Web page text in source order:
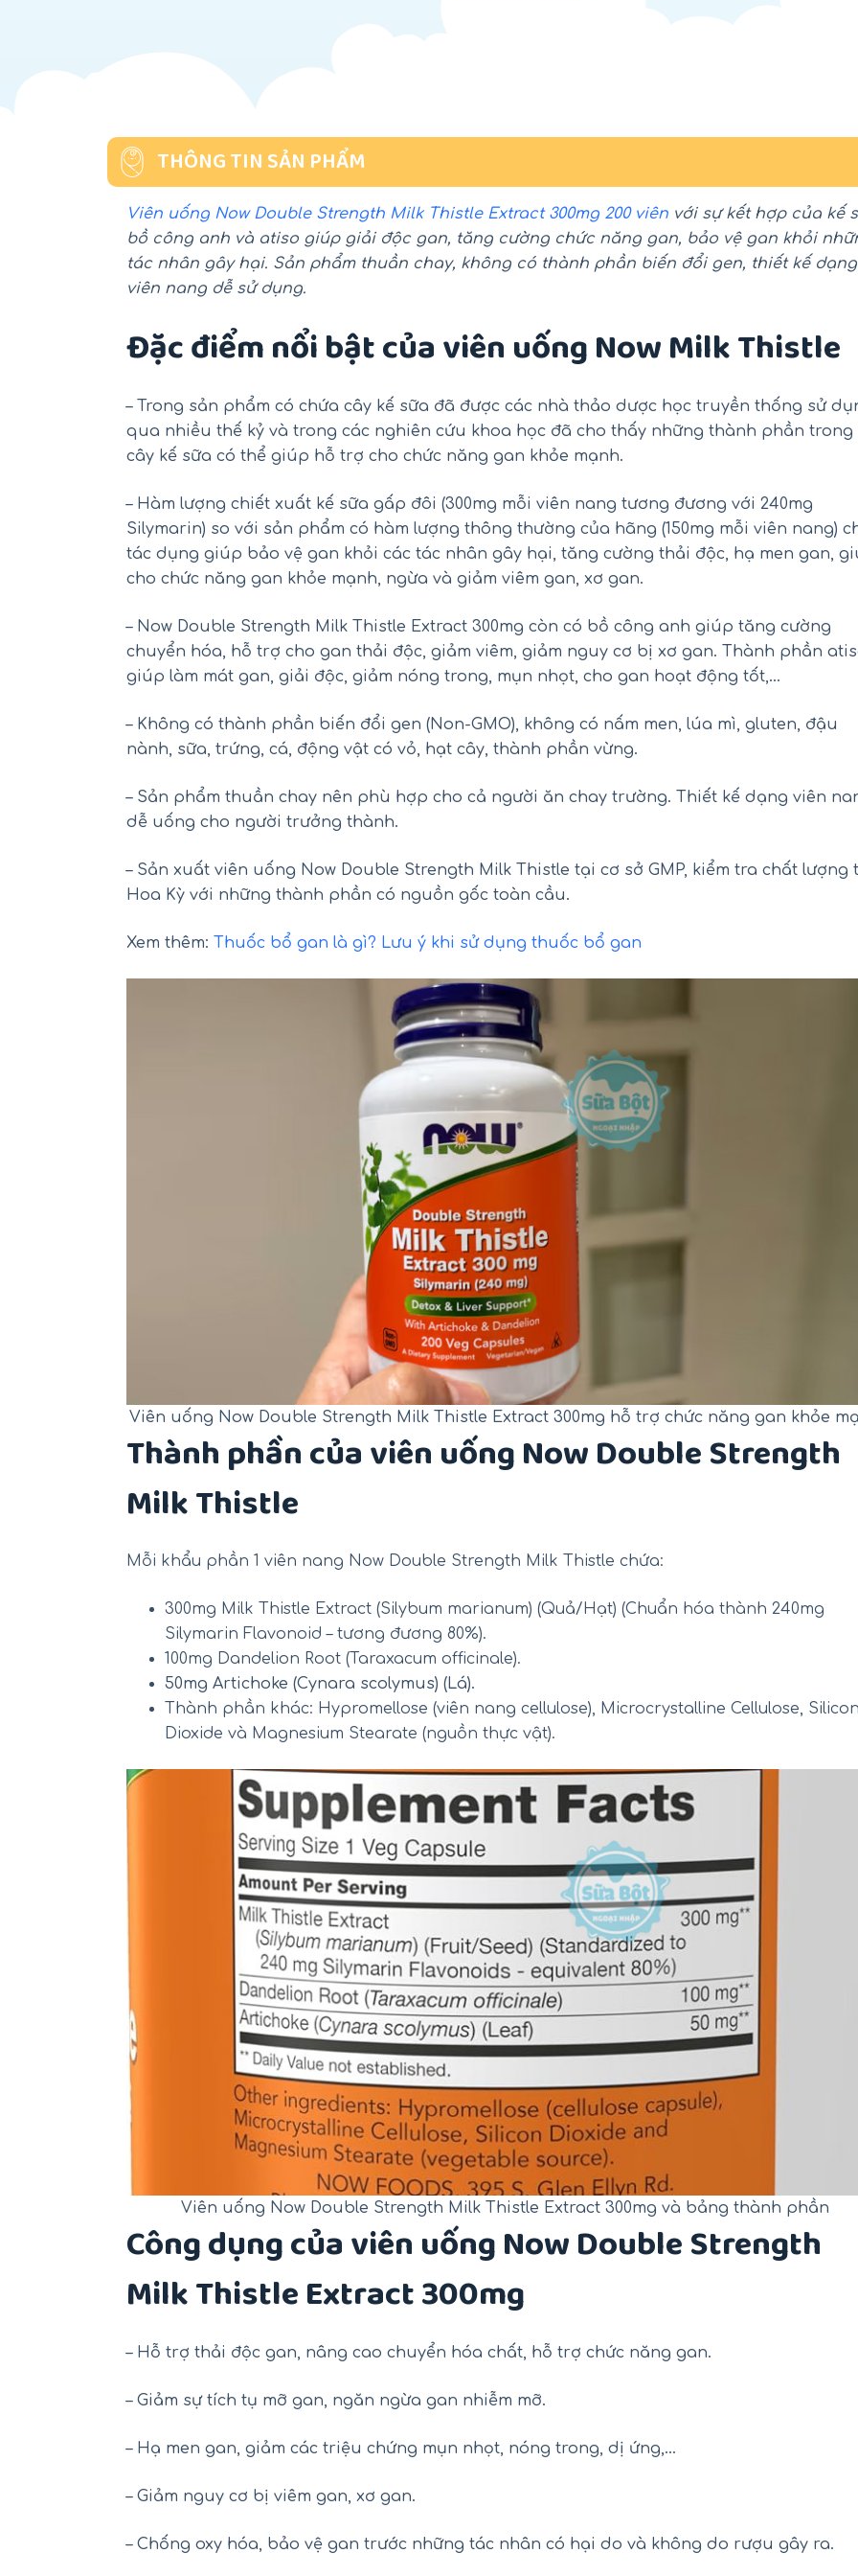
THÔNG TIN SẢN PHẨM
Viên uống Now Double Strength Milk Thistle Extract 300mg 200 viên với sự kết hợp của kế
bồ công anh và atiso giúp giải độc gan, tăng cường chức năng gan, bảo vệ gan khỏi
tác nhân gây hại. Sản phẩm thuần chay, không có thành phần biến đổi gen, thiết kế dạng
viên nang dễ sử dụng.
Đặc điểm nổi bật của viên uống Now Milk Thistle
– Trong sản phẩm có chứa cây kế sữa đã được các nhà thảo dược học truyền thống sử
qua nhiều thế kỷ và trong các nghiên cứu khoa học đã cho thấy những thành phần trong
cây kế sữa có thể giúp hỗ trợ cho chức năng gan khỏe mạnh.
– Hàm lượng chiết xuất kế sữa gấp đôi (300mg mỗi viên nang tương đương với 240mg
Silymarin) so với sản phẩm có hàm lượng thông thường của hãng (150mg mỗi viên nang)
tác dụng giúp bảo vệ gan khỏi các tác nhân gây hại, tăng cường thải độc, hạ men gan,
cho chức năng gan khỏe mạnh, ngừa và giảm viêm gan, xơ gan.
– Now Double Strength Milk Thistle Extract 300mg còn có bồ công anh giúp tăng cường
chuyển hóa, hỗ trợ cho gan thải độc, giảm viêm, giảm nguy cơ bị xơ gan. Thành phần
giúp làm mát gan, giải độc, giảm nóng trong, mụn nhọt, cho gan hoạt động tốt,…
– Không có thành phần biến đổi gen (Non-GMO), không có nấm men, lúa mì, gluten, đậu
nành, sữa, trứng, cá, động vật có vỏ, hạt cây, thành phần vừng.
– Sản phẩm thuần chay nên phù hợp cho cả người ăn chay trường. Thiết kế dạng viên
dễ uống cho người trưởng thành.
– Sản xuất viên uống Now Double Strength Milk Thistle tại cơ sở GMP, kiểm tra chất lượng
Hoa Kỳ với những thành phần có nguồn gốc toàn cầu.
Xem thêm: Thuốc bổ gan là gì? Lưu ý khi sử dụng thuốc bổ gan
Viên uống Now Double Strength Milk Thistle Extract 300mg hỗ trợ chức năng gan khỏe
Thành phần của viên uống Now Double Strength
Milk Thistle
Mỗi khẩu phần 1 viên nang Now Double Strength Milk Thistle chứa:
300mg Milk Thistle Extract (Silybum marianum) (Quả/Hạt) (Chuẩn hóa thành 240mg
Silymarin Flavonoid – tương đương 80%).
100mg Dandelion Root (Taraxacum officinale).
50mg Artichoke (Cynara scolymus) (Lá).
Thành phần khác: Hypromellose (viên nang cellulose), Microcrystalline Cellulose,
Dioxide và Magnesium Stearate (nguồn thực vật).
Viên uống Now Double Strength Milk Thistle Extract 300mg và bảng thành phần
Công dụng của viên uống Now Double Strength
Milk Thistle Extract 300mg
– Hỗ trợ thải độc gan, nâng cao chuyển hóa chất, hỗ trợ chức năng gan.
– Giảm sự tích tụ mỡ gan, ngăn ngừa gan nhiễm mỡ.
– Hạ men gan, giảm các triệu chứng mụn nhọt, nóng trong, dị ứng,…
– Giảm nguy cơ bị viêm gan, xơ gan.
– Chống oxy hóa, bảo vệ gan trước những tác nhân có hại do và không do rượu gây ra.
-18%
Muối hồng Kirkland Pink Salt Fine
Grain của Mỹ hũ 2.27kg
550.000
450.000 ₫
-26%
Siro Tylenol cho bé 2-11
Children’s Tylenol
390.000
290.000₫